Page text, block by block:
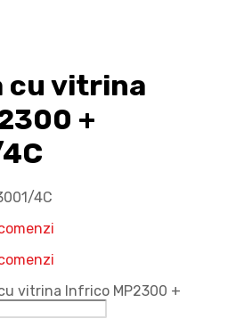
cu vitrina
+
4C
vitrina Infrico MP2300 +